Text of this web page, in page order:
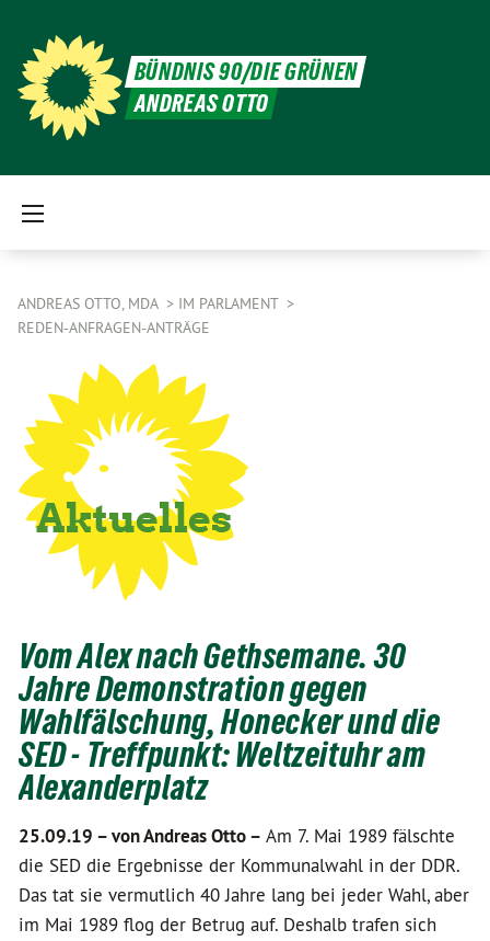
BÜNDNIS 90/DIE GRÜNEN
ANDREAS OTTO
ANDREAS OTTO, MDA
IM PARLAMENT
REDEN-ANFRAGEN-ANTRÄGE
Vom Alex nach Gethsemane. 30
Jahre Demonstration gegen
Wahlfälschung, Honecker und die
SED - Treffpunkt: Weltzeituhr am
Alexanderplatz
25.09.19 –von Andreas Otto – Am 7. Mai 1989 fälschte
die SED die Ergebnisse der Kommunalwahl in der DDR.
Das tat sie vermutlich 40 Jahre lang bei jeder Wahl, aber
im Mai 1989 flog der Betrug auf. Deshalb trafen sich